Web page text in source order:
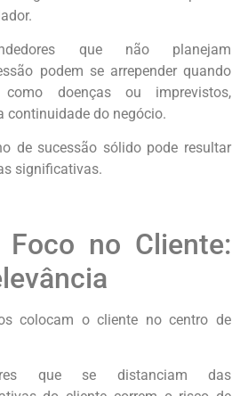
que não planejam
podem se arrepender quando
como doenças ou imprevistos,
continuidade do negócio.
de sucessão sólido pode resultar
significativas.
no Cliente:
colocam o cliente no centro de
que se distanciam das